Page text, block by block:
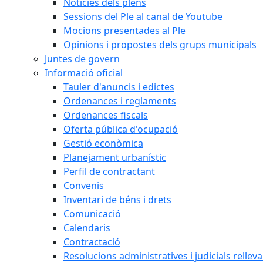
Sessions del Ple al canal de Youtube
Mocions presentades al Ple
Opinions i propostes dels grups municipals
Juntes de govern
Informació oficial
Tauler d'anuncis i edictes
Ordenances i reglaments
Ordenances fiscals
Oferta pública d'ocupació
Gestió econòmica
Planejament urbanístic
Perfil de contractant
Convenis
Inventari de béns i drets
Comunicació
Calendaris
Contractació
Resolucions administratives i judicials